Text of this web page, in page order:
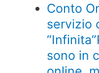
Conto
servizio
sono in